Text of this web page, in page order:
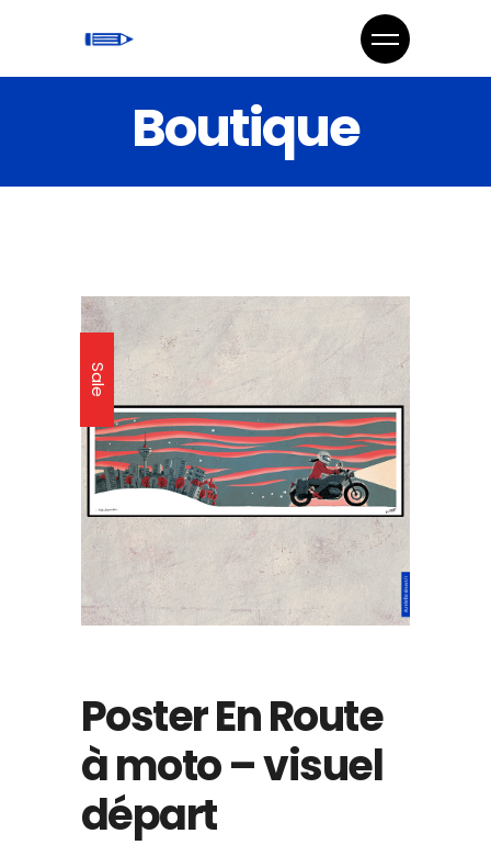
Boutique
Sale
Poster En Route
à moto – visuel
départ